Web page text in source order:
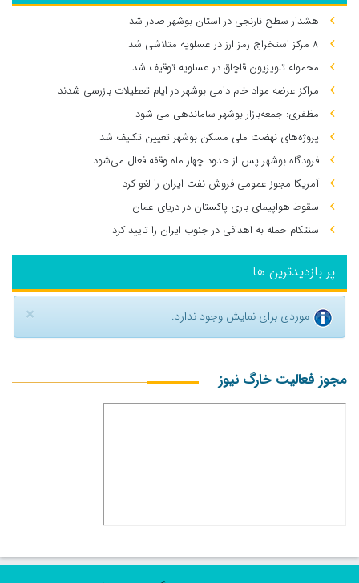
هشدار سطح نارنجی در استان بوشهر صادر شد
۸ مرکز استخراج رمز ارز در عسلویه متلاشی شد
محموله تلویزیون قاچاق در عسلویه توقیف شد
مراکز عرضه مواد خام دامی بوشهر در ایام تعطیلات بازرسی شدند
مظفری: جمعه‌بازار بوشهر ساماندهی می‌ شود
پروژه‌های نهضت ملی مسکن بوشهر تعیین تکلیف شد
فرودگاه بوشهر پس از حدود چهار ماه وقفه فعال می‌شود
آمریکا مجوز عمومی فروش نفت ایران را لغو کرد
سقوط هواپیمای باری پاکستان در دریای عمان
سنتکام حمله به اهدافی در جنوب ایران را تایید کرد
پر بازدیدترین ها
× موردی برای نمایش وجود ندارد.
مجوز فعالیت خارگ نیوز